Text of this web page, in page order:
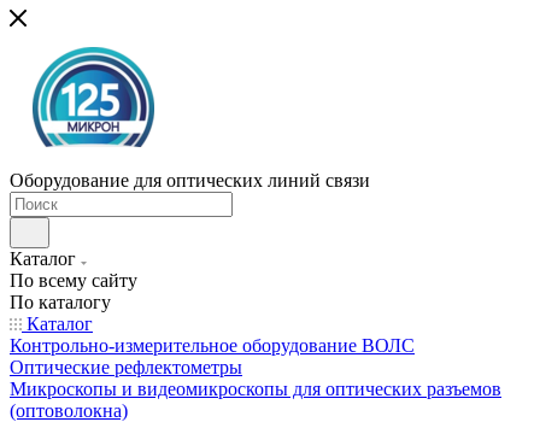
Оборудование для оптических линий связи
Каталог
По всему сайту
По каталогу
Каталог
Контрольно-измерительное оборудование ВОЛС
Оптические рефлектометры
Микроскопы и видеомикроскопы для оптических разъемов
(оптоволокна)